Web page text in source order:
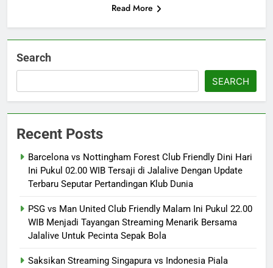
Read More
Search
SEARCH
Recent Posts
Barcelona vs Nottingham Forest Club Friendly Dini Hari
Ini Pukul 02.00 WIB Tersaji di Jalalive Dengan Update
Terbaru Seputar Pertandingan Klub Dunia
PSG vs Man United Club Friendly Malam Ini Pukul 22.00
WIB Menjadi Tayangan Streaming Menarik Bersama
Jalalive Untuk Pecinta Sepak Bola
Saksikan Streaming Singapura vs Indonesia Piala